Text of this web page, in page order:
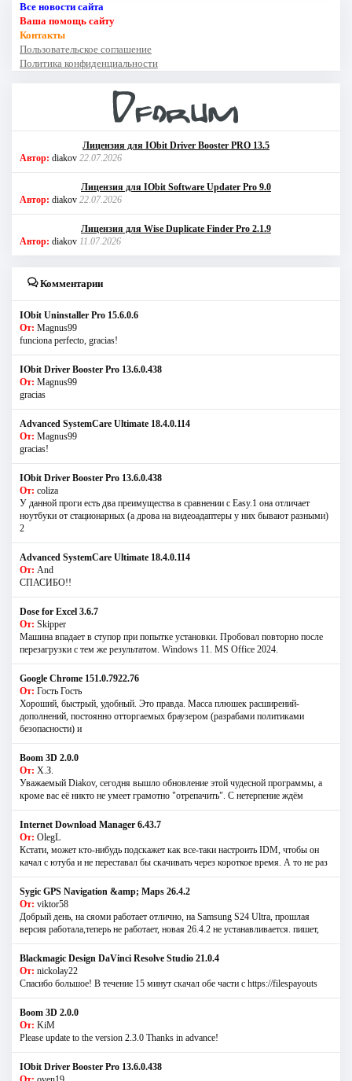
Все новости сайта
Ваша помощь сайту
Контакты
Пользовательское соглашение
Политика конфиденциальности
Лицензия для IObit Driver Booster PRO 13.5
Автор: diakov 22.07.2026
Лицензия для IObit Software Updater Pro 9.0
Автор: diakov 22.07.2026
Лицензия для Wise Duplicate Finder Pro 2.1.9
Автор: diakov 11.07.2026
Комментарии
IObit Uninstaller Pro 15.6.0.6
От: Magnus99
funciona perfecto, gracias!
IObit Driver Booster Pro 13.6.0.438
От: Magnus99
gracias
Advanced SystemCare Ultimate 18.4.0.114
От: Magnus99
gracias!
IObit Driver Booster Pro 13.6.0.438
От: coliza
У данной проги есть два преимущества в сравнении с Easy.1 она отличает
ноутбуки от стационарных (а дрова на видеоадаптеры у них бывают разными)
2
Advanced SystemCare Ultimate 18.4.0.114
От: And
СПАСИБО!!
Dose for Excel 3.6.7
От: Skipper
Машина впадает в ступор при попытке установки. Пробовал повторно после
перезагрузки с тем же результатом. Windows 11. MS Offiсe 2024.
Google Chrome 151.0.7922.76
От: Гость Гость
Хороший, быстрый, удобный. Это правда. Масса плюшек расширений-
дополнений, постоянно отторгаемых браузером (разрабами политиками
безопасности) и
Boom 3D 2.0.0
От: Х.З.
Уважаемый Diakov, сегодня вышло обновление этой чудесной программы, а
кроме вас её никто не умеет грамотно "отрепачить". С нетерпение ждём
Internet Download Manager 6.43.7
От: OlegL
Кстати, может кто-нибудь подскажет как все-таки настроить IDM, чтобы он
качал с ютуба и не переставал бы скачивать через короткое время. А то не раз
Sygic GPS Navigation &amp; Maps 26.4.2
От: viktor58
Добрый день, на сяоми работает отлично, на Samsung S24 Ultra, прошлая
версия работала,теперь не работает, новая 26.4.2 не устанавливается. пишет,
Blackmagic Design DaVinci Resolve Studio 21.0.4
От: nickolay22
Спасибо большое! В течение 15 минут скачал обе части с https://filespayouts
Boom 3D 2.0.0
От: KiM
Please update to the version 2.3.0 Thanks in advance!
IObit Driver Booster Pro 13.6.0.438